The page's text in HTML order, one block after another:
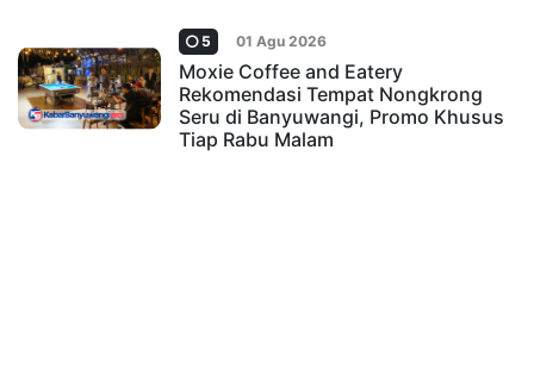
5 01 Agu 2026
Moxie Coffee and Eatery
Rekomendasi Tempat Nongkrong
Seru di Banyuwangi, Promo Khusus
Tiap Rabu Malam